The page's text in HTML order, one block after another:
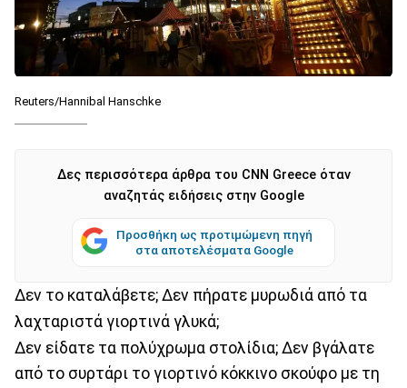
Reuters/Hannibal Hanschke
Δες περισσότερα άρθρα του CNN Greece όταν
αναζητάς ειδήσεις στην Google
Προσθήκη ως προτιμώμενη πηγή
στα αποτελέσματα Google
Δεν το καταλάβετε; Δεν πήρατε μυρωδιά από τα
λαχταριστά γιορτινά γλυκά;
Δεν είδατε τα πολύχρωμα στολίδια; Δεν βγάλατε
από το συρτάρι το γιορτινό κόκκινο σκούφο με τη